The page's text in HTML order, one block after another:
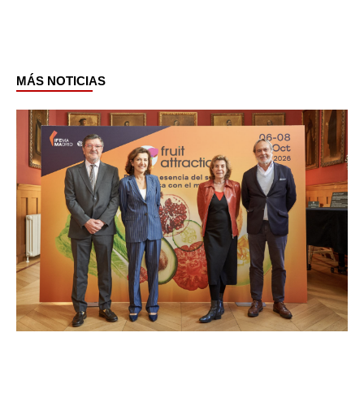
MÁS NOTICIAS
PagePagePagePagePage Page